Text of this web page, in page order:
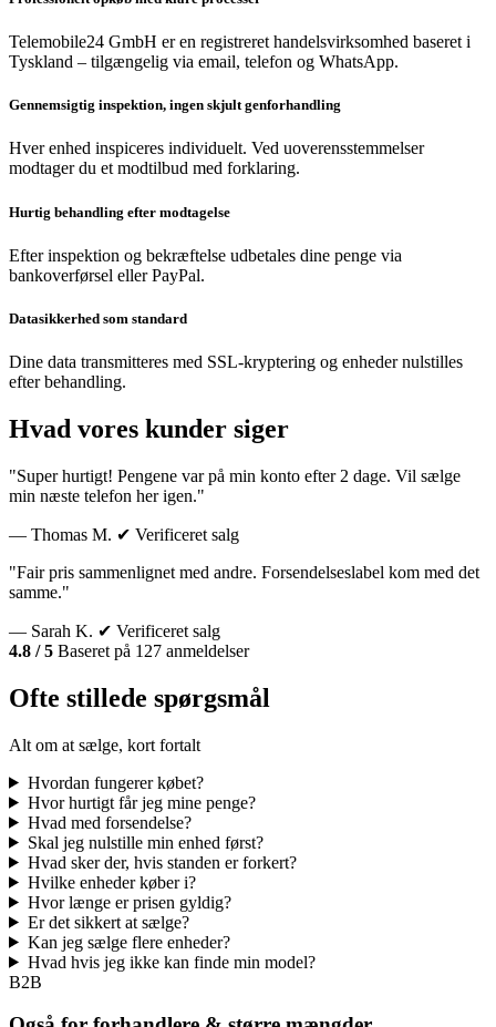
Telemobile24 GmbH er en registreret handelsvirksomhed baseret i
Tyskland – tilgængelig via email, telefon og WhatsApp.
Gennemsigtig inspektion, ingen skjult genforhandling
Hver enhed inspiceres individuelt. Ved uoverensstemmelser
modtager du et modtilbud med forklaring.
Hurtig behandling efter modtagelse
Efter inspektion og bekræftelse udbetales dine penge via
bankoverførsel eller PayPal.
Datasikkerhed som standard
Dine data transmitteres med SSL-kryptering og enheder nulstilles
efter behandling.
Hvad vores kunder siger
"Super hurtigt! Pengene var på min konto efter 2 dage. Vil sælge
min næste telefon her igen."
— Thomas M. ✔ Verificeret salg
"Fair pris sammenlignet med andre. Forsendelseslabel kom med det
samme."
— Sarah K. ✔ Verificeret salg
4.8 / 5 Baseret på 127 anmeldelser
Ofte stillede spørgsmål
Alt om at sælge, kort fortalt
Hvordan fungerer købet?
Hvor hurtigt får jeg mine penge?
Hvad med forsendelse?
Skal jeg nulstille min enhed først?
Hvad sker der, hvis standen er forkert?
Hvilke enheder køber i?
Hvor længe er prisen gyldig?
Er det sikkert at sælge?
Kan jeg sælge flere enheder?
Hvad hvis jeg ikke kan finde min model?
B2B